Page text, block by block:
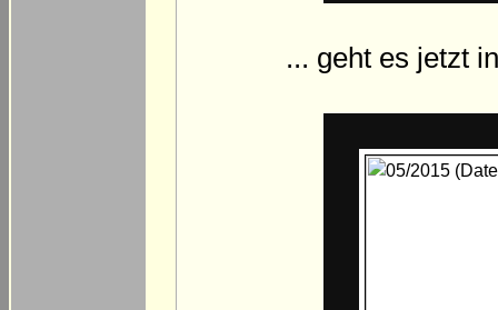
... geht es jetzt